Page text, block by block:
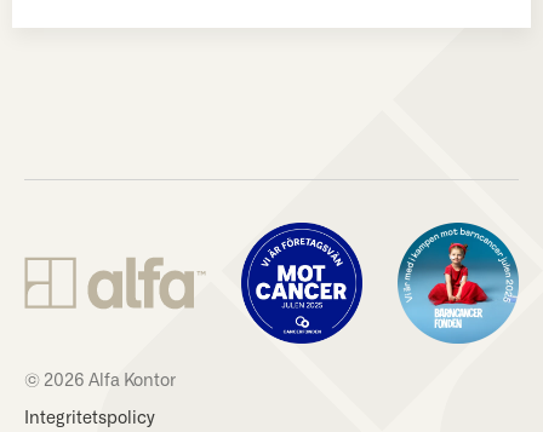
© 2026 Alfa Kontor
Integritetspolicy